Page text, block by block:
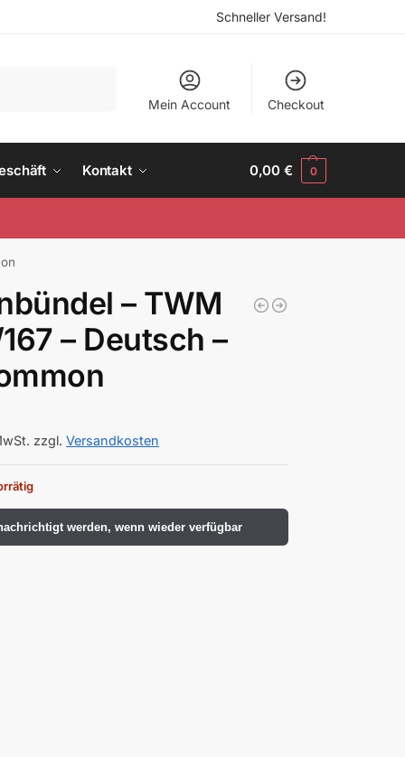
Schneller Versand!
Mein Account Checkout
Kontakt 0,00€ 0
– TWM
– Deutsch –
zzgl.Versandkosten
werden, wenn wieder verfügbar